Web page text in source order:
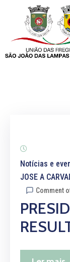
União
das
Património
Documentação
Serviços
Notícias
Notícias e
JOSE A
Comment